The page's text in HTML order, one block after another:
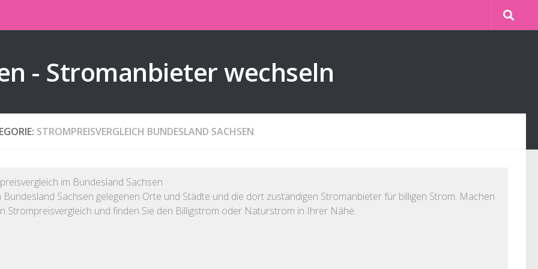
- Stromanbieter wechseln
STROMPREISVERGLEICH BUNDESLAND SACHSEN
im Bundesland Sachsen
Bundesland Sachsen gelegenen Orte und Städte und die dort zuständigen Stromanbieter für billigen Strom. Machen
Strompreisvergleich und finden Sie den Billigstrom oder Naturstrom in Ihrer Nähe.